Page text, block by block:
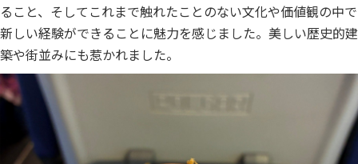
ること、そしてこれまで触れたことのない文化や価値観の中で
新しい経験ができることに魅力を感じました。美しい歴史的建
築や街並みにも惹かれました。